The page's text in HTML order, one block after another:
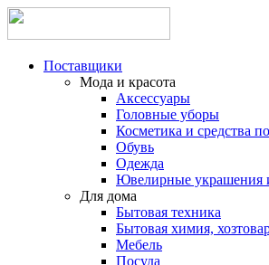
Поставщики
Мода и красота
Аксессуары
Головные уборы
Косметика и средства
Обувь
Одежда
Ювелирные украшения
Для дома
Бытовая техника
Бытовая химия,
Мебель
Посуда